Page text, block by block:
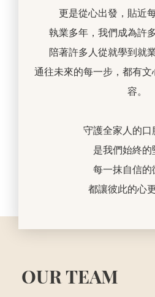
更是從心出發，貼近
執業多年，我們成為許
陪著許多人從就學到就
通往未來的每一步，都有
容。
守護全家人的口
是我們始終的
每一抹自信的
都讓彼此的心更
OUR TEAM